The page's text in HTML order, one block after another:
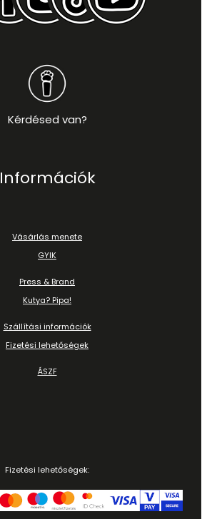
Kérdésed van?
Információk
Vásárlás menete
GYIK
Press & Brand
Kutya? Pipa!
Szállítási információk
Fizetési lehetőségek
ÁSZF
Fizetési lehetőségek: